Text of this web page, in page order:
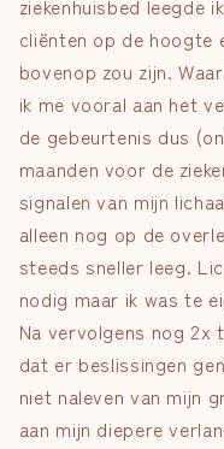
ziekenhuisbed leegde
cliënten op de hoogte
bovenop zou zijn.
ik me vooral aan het
de gebeurtenis dus
maanden voor de
signalen van mijn
alleen nog op de
steeds sneller leeg.
nodig maar ik was te
Na vervolgens nog 2x
dat er beslissingen
niet naleven van mijn
aan mijn diepere